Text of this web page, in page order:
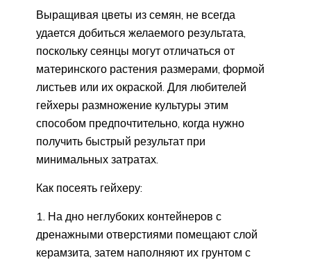
Выращивая цветы из семян, не всегда
удается добиться желаемого результата,
поскольку сеянцы могут отличаться от
материнского растения размерами, формой
листьев или их окраской. Для любителей
гейхеры размножение культуры этим
способом предпочтительно, когда нужно
получить быстрый результат при
минимальных затратах.
Как посеять гейхеру:
На дно неглубоких контейнеров с
дренажными отверстиями помещают слой
керамзита, затем наполняют их грунтом с